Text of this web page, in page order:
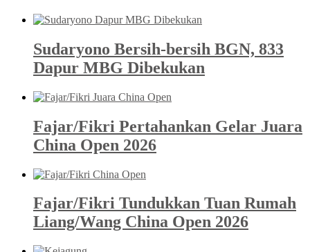
Sudaryono Bersih-bersih BGN, 833
Dapur MBG Dibekukan
Fajar/Fikri Pertahankan Gelar Juara
China Open 2026
Fajar/Fikri Tundukkan Tuan Rumah
Liang/Wang China Open 2026